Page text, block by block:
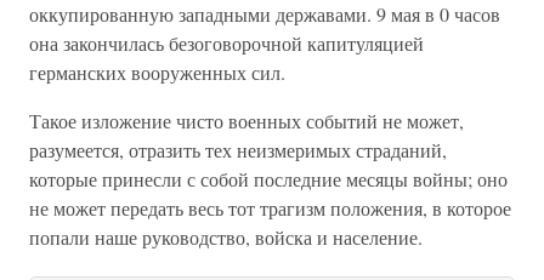
оккупированную западными державами. 9 мая в 0 часов
она закончилась безоговорочной капитуляцией
германских вооруженных сил.
Такое изложение чисто военных событий не может,
разумеется, отразить тех неизмеримых страданий,
которые принесли с собой последние месяцы войны; оно
не может передать весь тот трагизм положения, в которое
попали наше руководство, войска и население.